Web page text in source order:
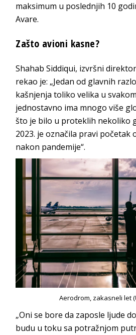
maksimum u poslednjih 10
Avare.
Zašto avioni kasne?
Shahab Siddiqui, izvršni
rekao je: „Jedan od glavnih
kašnjenja toliko velika u
jednostavno ima mnogo više
što je bilo u proteklih nekoliko
2023. je označila pravi početak
nakon pandemije“.
Aerodrom, zakasneli let
„Oni se bore da zaposle ljude
budu u toku sa potražnjom